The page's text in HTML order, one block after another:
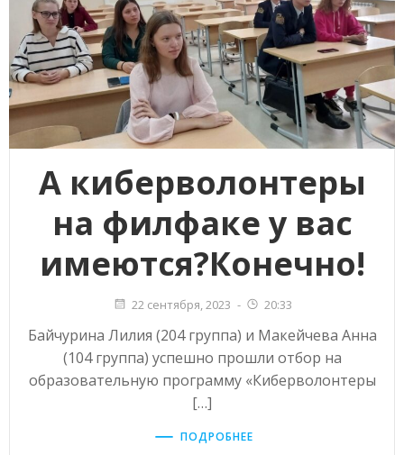
А киберволонтеры
на филфаке у вас
имеются?Конечно!
22 сентября, 2023 - 20:33
Байчурина Лилия (204 группа) и Макейчева Анна
(104 группа) успешно прошли отбор на
образовательную программу «Киберволонтеры
[…]
ПОДРОБНЕЕ